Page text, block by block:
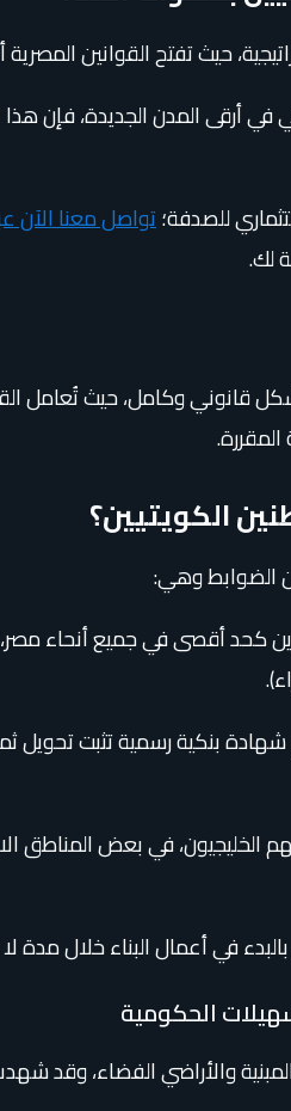
حيث تفتح القوانين
أرقى المدن الجديدة، فإن
للصدفة؛تواصل معنا الآن
لك.
قانوني وكامل، حيث
الكويتيين؟
الضوابط وهي:
بنكية رسمية تثبت تحويل ثمن
الخليجيون، في بعض المناطق
تتجاوز 5 سنوات من تاريخ تسجيل العقار في